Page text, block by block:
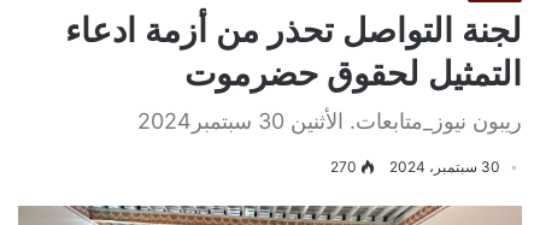
لجنة التواصل تحذر من أزمة ادعاء
التمثيل لحقوق حضرموت
ريبون نيوز_متابعات. الأثنين 30 سبتمبر2024
30 سبتمبر، 2024 270